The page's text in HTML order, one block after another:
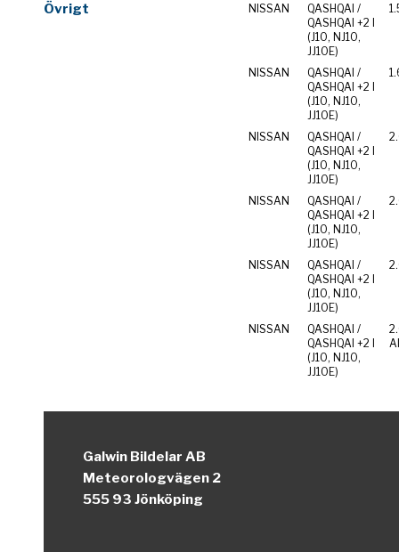
Övrigt
NISSAN
QASHQAI /
QASHQAI +2 I
(J10, NJ10,
JJ10E)
NISSAN
QASHQAI /
QASHQAI +2 I
(J10, NJ10,
JJ10E)
NISSAN
QASHQAI /
QASHQAI +2 I
(J10, NJ10,
JJ10E)
NISSAN
QASHQAI /
QASHQAI +2 I
(J10, NJ10,
JJ10E)
NISSAN
QASHQAI /
QASHQAI +2 I
(J10, NJ10,
JJ10E)
NISSAN
QASHQAI /
QASHQAI +2 I
(J10, NJ10,
JJ10E)
Galwin Bildelar AB
Meteorologvägen 2
555 93 Jönköping